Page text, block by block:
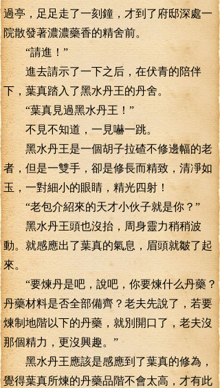
過亭，足足走了一刻鐘，才到了府邸深處一
院散發著濃濃藥香的精舍前。
“請進！”
進去請示了一下之后，在伏青的陪伴
下，葉真踏入了黑水丹王的丹舍。
“葉真見過黑水丹王！”
不見不知道，一見嚇一跳。
黑水丹王是一個胡子拉碴不修邊幅的老
者，但是一雙手，卻是修長而精致，清凈如
玉，一對細小的眼睛，精光四射！
“老包介紹來的天才小伙子就是你？”
黑水丹王頭也沒抬，周身靈力稍稍波
動。就感應出了葉真的氣息，眉頭就皺了起
來。
“要煉丹是吧，說吧，你要煉什么丹藥？
丹藥材料是否全部備齊？老夫先說了，若要
煉制地階以下的丹藥，就別開口了，老夫沒
那個精力，更沒興趣。”
黑水丹王應該是感應到了葉真的修為，
覺得葉真所煉的丹藥品階不會太高，才有此